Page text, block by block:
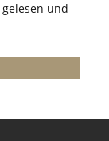
gelesen und